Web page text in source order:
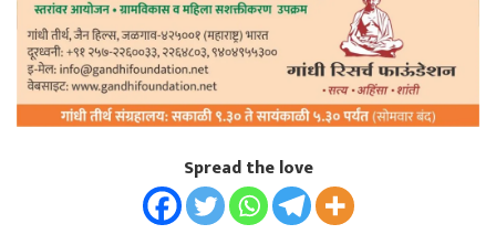
Spread the love